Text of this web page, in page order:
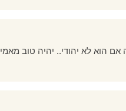
הוא לא יהודי.. יהיה טוב מאמי